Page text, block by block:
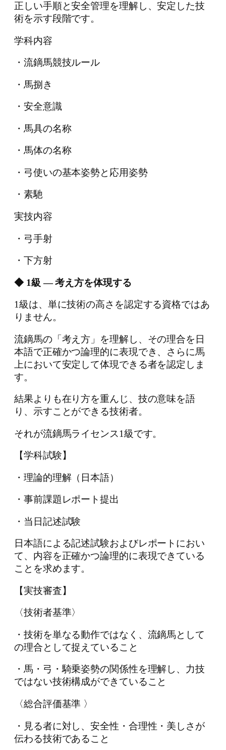
正しい手順と安全管理を理解し、安定した技
術を示す段階です。
学科内容
・流鏑馬競技ルール
・馬捌き
・安全意識
・馬具の名称
・馬体の名称
・弓使いの基本姿勢と応用姿勢
・素馳
実技内容
・弓手射
・下方射
◆ 1級 ― 考え方を体現する
1級は、単に技術の高さを認定する資格ではあ
りません。
流鏑馬の「考え方」を理解し、その理合を日
本語で正確かつ論理的に表現でき、さらに馬
上において安定して体現できる者を認定しま
す。
結果よりも在り方を重んじ、技の意味を語
り、示すことができる技術者。
それが流鏑馬ライセンス1級です。
【学科試験】
・理論的理解（日本語）
・事前課題レポート提出
・当日記述試験
日本語による記述試験およびレポートにおい
て、内容を正確かつ論理的に表現できている
ことを求めます。
【実技審査】
〈技術者基準〉
・技術を単なる動作ではなく、流鏑馬として
の理合として捉えていること
・馬・弓・騎乗姿勢の関係性を理解し、力技
ではない技術構成ができていること
〈総合評価基準 〉
・見る者に対し、安全性・合理性・美しさが
伝わる技術であること